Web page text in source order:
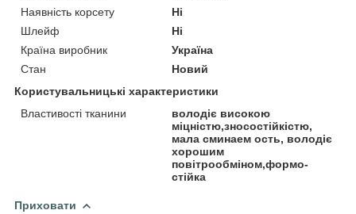
Наявність корсету
Ні
Шлейф
Ні
Країна виробник
Україна
Стан
Новий
Користувальницькі характеристики
Властивості тканини
володіє високою
міцністю,зносостійкістю,
мала сминаем ость, володіє
хорошим
повітрообміном,формо-
стійка
Приховати